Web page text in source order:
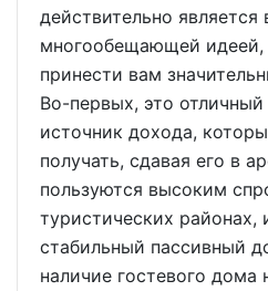
действительно является
многообещающей
принести вам
Во-первых, это
источник дохода,
получать, сдавая его в
пользуются высоким
туристических районах,
стабильный пассивный
наличие гостевого дома